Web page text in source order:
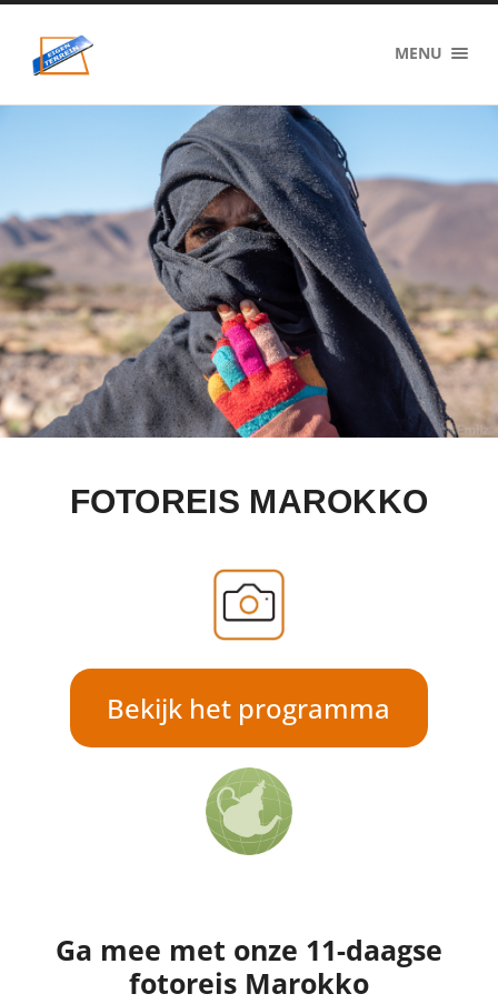
eigenzinnig
terrein
MENU
FOTOREIS MAROKKO
Bekijk het programma
Ga mee met onze 11-daagse
fotoreis Marokko